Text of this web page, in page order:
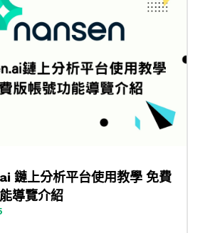
鏈上分析平台使用教學 免費
導覽介紹